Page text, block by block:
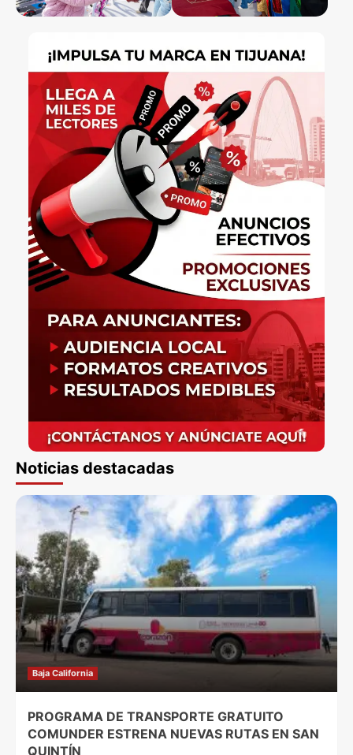
Noticias destacadas
Baja California
PROGRAMA DE TRANSPORTE GRATUITO
COMUNDER ESTRENA NUEVAS RUTAS EN SAN
QUINTÍN